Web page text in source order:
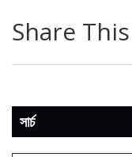
Share This
সার্চ